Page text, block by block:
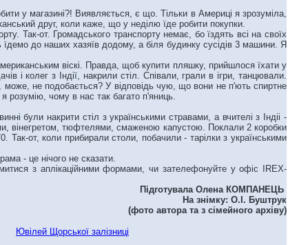
у магазині?! Виявляється, є що. Тільки в Америці я зрозуміла,
друг, коли каже, що у неділю їде робити покупки.
Так-от. Громадського транспорту немає, бо їздять всі на своїх
до наших хазяїв додому, а біля будинку сусідів 3 машини. Я
віскі. Правда, щоб купити пляшку, прийшлося їхати у
і колег з Індії, накрили стіл. Співали, грали в ігри, танцювали.
може, не подобається? У відповідь чую, що вони не п'ють спиртне
я розумію, чому в нас так багато п'яниць.
були накрити стіл з українськими стравами, а вчителі з Індіі -
вінегретом, тюфтелями, смаженою капустою. Поклали 2 коробки
Так-от, коли прибирали столи, побачили - тарілки з українськими
- це нічого не сказати.
з аплікаційними формами, чи зателефонуйте у офіс IREX-
Підготувала Олена КОМПАНЕЦЬ
На знімку: О.І. Буштрук
(фото автора та з сімейного архіву)
Ювілей Щорської залізниці